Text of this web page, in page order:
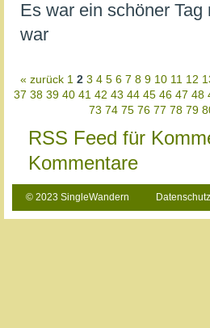
Es war ein schöner
war
« zurück 1 2 3 4 5 6 7 8 9 10 11 12
37 38 39 40 41 42 43 44 45 46 47 48
73 74 75 76 77 78 79
RSS Feed für
Kommentare
© 2023 SingleWandern